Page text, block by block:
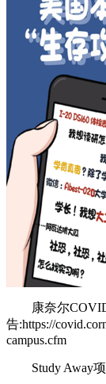
康奈尔
告:https://
campus.cfm
Study Away项